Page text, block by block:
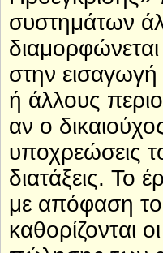
συστημάτων
στην
ή άλλους
αν ο
υποχρεώσεις
διατάξεις. Το
με απόφαση
καθορίζονται